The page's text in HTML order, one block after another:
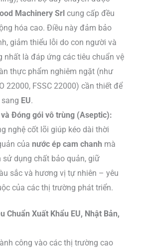
Machinery Srl cung cấp đều
hóa cao. Điều này đảm bảo
giảm thiểu lỗi do con người và
nhất là đáp ứng các tiêu chuẩn vệ
thực phẩm nghiêm ngặt (như
22000, FSSC 22000) cần thiết để
sang EU.
Đóng gói vô trùng (Aseptic):
nghệ cốt lõi giúp kéo dài thời
của nước ép cam chanh mà
sử dụng chất bảo quản, giữ
sắc và hương vị tự nhiên – yêu
của các thị trường phát triển.
Chuẩn Xuất Khẩu EU, Nhật Bản,
công vào các thị trường cao